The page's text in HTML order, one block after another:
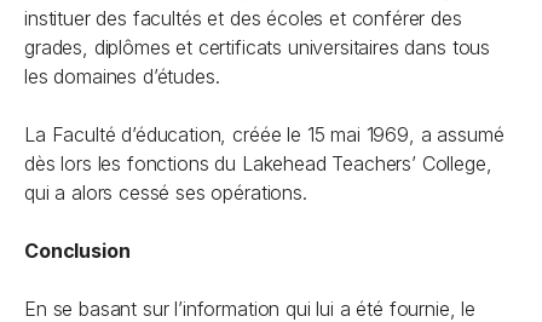
instituer des facultés et des écoles et conférer des
grades, diplômes et certificats universitaires dans tous
les domaines d’études.
La Faculté d’éducation, créée le 15 mai 1969, a assumé
dès lors les fonctions du Lakehead Teachers’ College,
qui a alors cessé ses opérations.
Conclusion
En se basant sur l’information qui lui a été fournie, le